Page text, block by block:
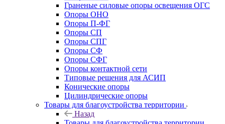
Граненые силовые опоры освещения ОГС
Опоры ОНО
Опоры П-ФГ
Опоры СП
Опоры СПГ
Опоры СФ
Опоры СФГ
Опоры контактной сети
Типовые решения для АСИП
Конические опоры
Цилиндрические опоры
Товары для благоустройства территории
Назад